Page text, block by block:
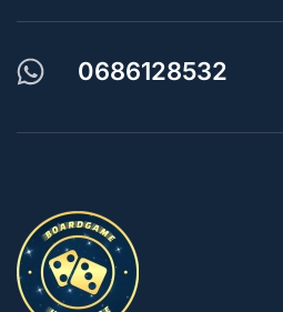
0686128532